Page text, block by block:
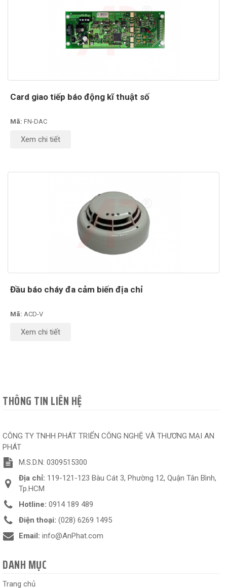
Card giao tiếp báo động kĩ thuật số
Mã: FN-DAC
Xem chi tiết
Đầu báo cháy đa cảm biến địa chỉ
Mã: ACD-V
Xem chi tiết
THÔNG TIN LIÊN HỆ
CÔNG TY TNHH PHÁT TRIỂN CÔNG NGHỆ VÀ THƯƠNG MẠI AN
PHÁT
M.S.D.N: 0309515300
Địa chỉ: 119-121-123 Bàu Cát 3, Phường 12, Quận Tân Bình,
Tp.HCM
Hotline: 0914 189 489
Điện thoại: (028) 6269 1495
Email: info@AnPhat.com
DANH MỤC
Trang chủ